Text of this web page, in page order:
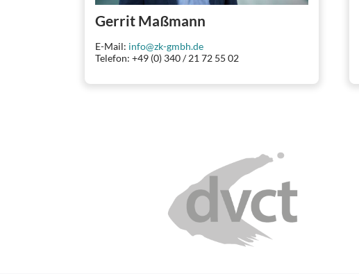
Gerrit Maßmann
E-Mail: info@zk-gmbh.de
Telefon: +49 (0) 340 / 21 72 55 02